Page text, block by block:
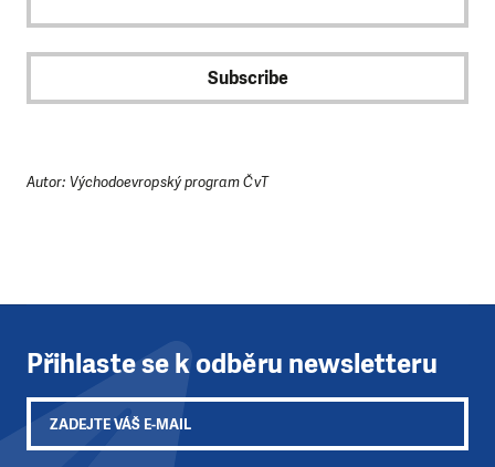
Autor: Východoevropský program ČvT
Přihlaste se k odběru newsletteru